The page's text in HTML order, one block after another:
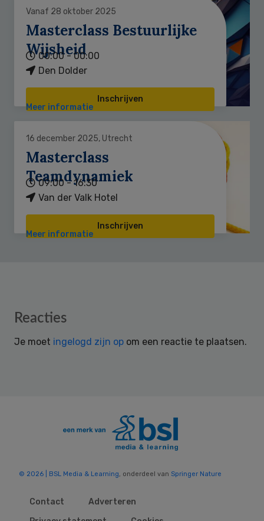
Vanaf 28 oktober 2025
Masterclass Bestuurlijke
Wijsheid
00:00 - 00:00
Den Dolder
Inschrijven
Meer informatie
16 december 2025, Utrecht
Masterclass
Teamdynamiek
09:00 - 16:30
Van der Valk Hotel
Inschrijven
Meer informatie
Reader
Reacties
Je moet ingelogd zijn op om een reactie te plaatsen.
© 2026 | BSL Media & Learning, onderdeel van Springer Nature
Contact
Adverteren